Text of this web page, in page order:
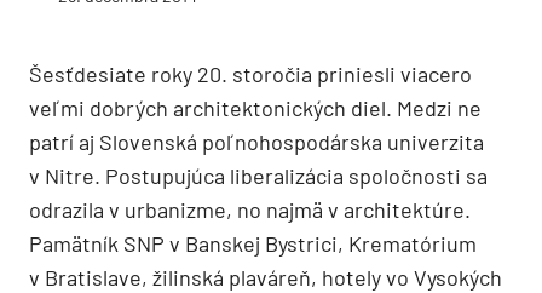
Šesťdesiate roky 20. storočia priniesli viacero
veľmi dobrých architektonických diel. Medzi ne
patrí aj Slovenská poľnohospodárska univerzita
v Nitre. Postupujúca liberalizácia spoločnosti sa
odrazila v urbanizme, no najmä v architektúre.
Pamätník SNP v Banskej Bystrici, Krematórium
v Bratislave, žilinská plaváreň, hotely vo Vysokých